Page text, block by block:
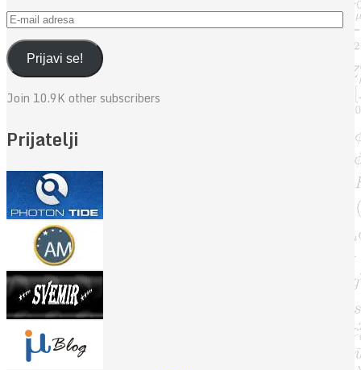
E-
mail
adresaPrijavi se!
Join 10.9K other subscribers
Prijatelji